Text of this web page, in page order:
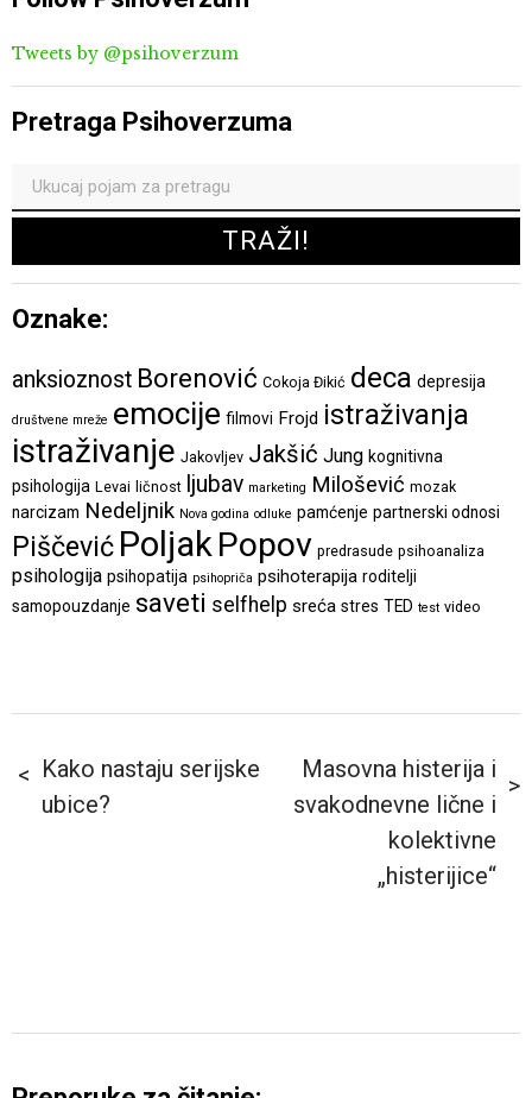
Tweets by @psihoverzum
Pretraga Psihoverzuma
Oznake:
anksioznost Borenović Cokoja Đikić deca depresija
društvene mreže emocije filmovi Frojd istraživanja
istraživanje Jakovljev Jakšić Jung kognitivna
psihologija Levai ličnost ljubav marketing Milošević mozak
narcizam Nedeljnik Nova godina odluke pamćenje partnerski odnosi
Piščević PoljakPopov predrasude psihoanaliza
psihologija psihopatija psihopriča psihoterapija roditelji
samopouzdanje saveti selfhelp sreća stres TED test video
Kako nastaju serijske
ubice?
Masovna histerija i
svakodnevne lične i
kolektivne
„histerijice“